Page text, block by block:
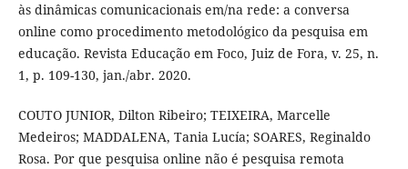
às dinâmicas comunicacionais em/na rede: a conversa
online como procedimento metodológico da pesquisa em
educação. Revista Educação em Foco, Juiz de Fora, v. 25, n.
1, p. 109-130, jan./abr. 2020.
COUTO JUNIOR, Dilton Ribeiro; TEIXEIRA, Marcelle
Medeiros; MADDALENA, Tania Lucía; SOARES, Reginaldo
Rosa. Por que pesquisa online não é pesquisa remota